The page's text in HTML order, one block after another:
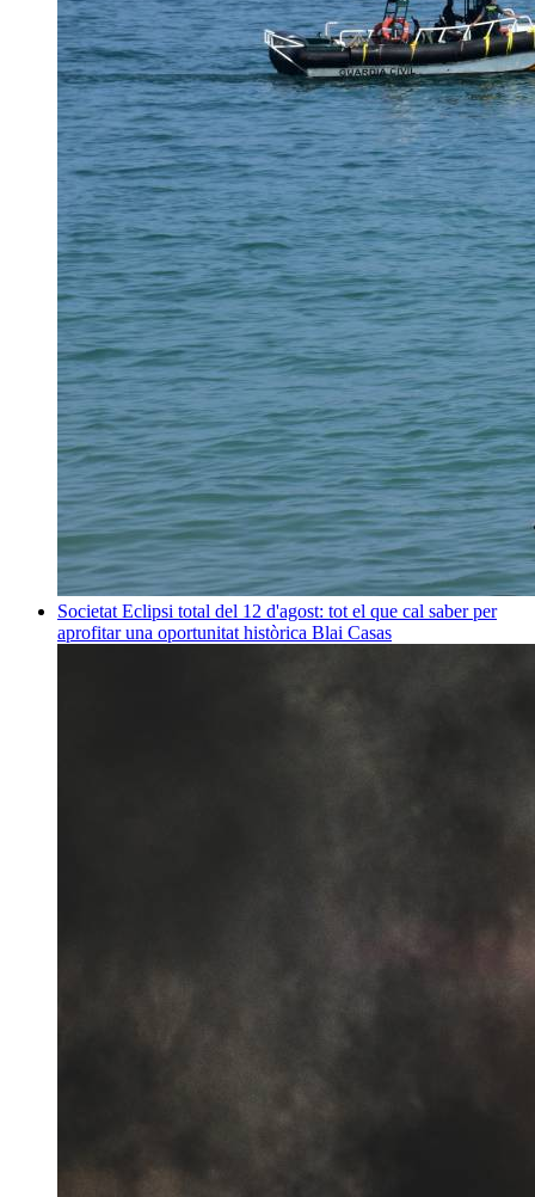
Societat Eclipsi total del 12 d'agost: tot el que cal saber per
aprofitar una oportunitat històrica Blai Casas